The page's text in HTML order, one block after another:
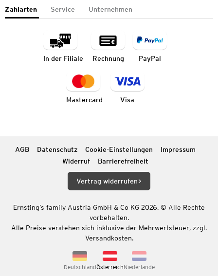
Zahlarten Service Unternehmen
In der Filiale Rechnung PayPal
Mastercard Visa
AGB Datenschutz Cookie-Einstellungen
Impressum
Widerruf
Barrierefreiheit
Vertrag widerrufen
Ernsting’s family Austria GmbH & Co KG 2026. © Alle Rechte
vorbehalten.
Alle Preise verstehen sich inklusive der Mehrwertsteuer, zzgl.
Versandkosten.
DeutschlandÖsterreichNiederlande